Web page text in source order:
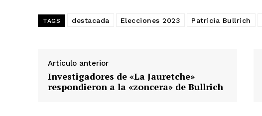
TAGS destacada Elecciones 2023 Patricia Bullrich
Artículo anterior
Investigadores de «La Jauretche»
respondieron a la «zoncera» de Bullrich